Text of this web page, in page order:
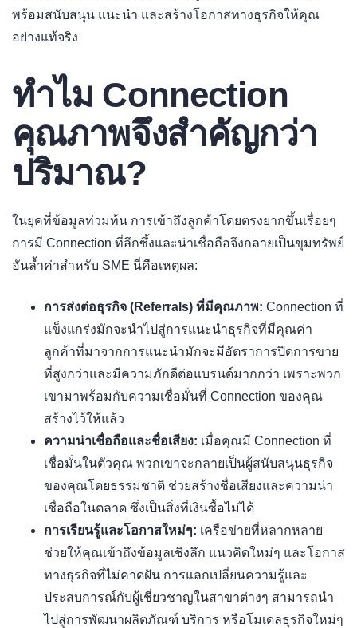
พร้อมสนับสนุน แนะนำ และสร้างโอกาสทางธุรกิจให้คุณ
อย่างแท้จริง
ทำไม Connection
คุณภาพจึงสำคัญกว่า
ปริมาณ?
ในยุคที่ข้อมูลท่วมท้น การเข้าถึงลูกค้าโดยตรงยากขึ้นเรื่อยๆ
การมี Connection ที่ลึกซึ้งและน่าเชื่อถือจึงกลายเป็นขุมทรัพย์
อันล้ำค่าสำหรับ SME นี่คือเหตุผล:
การส่งต่อธุรกิจ (Referrals) ที่มีคุณภาพ: Connection ที่
แข็งแกร่งมักจะนำไปสู่การแนะนำธุรกิจที่มีคุณค่า
ลูกค้าที่มาจากการแนะนำมักจะมีอัตราการปิดการขาย
ที่สูงกว่าและมีความภักดีต่อแบรนด์มากกว่า เพราะพวก
เขามาพร้อมกับความเชื่อมั่นที่ Connection ของคุณ
สร้างไว้ให้แล้ว
ความน่าเชื่อถือและชื่อเสียง: เมื่อคุณมี Connection ที่
เชื่อมั่นในตัวคุณ พวกเขาจะกลายเป็นผู้สนับสนุนธุรกิจ
ของคุณโดยธรรมชาติ ช่วยสร้างชื่อเสียงและความน่า
เชื่อถือในตลาด ซึ่งเป็นสิ่งที่เงินซื้อไม่ได้
การเรียนรู้และโอกาสใหม่ๆ: เครือข่ายที่หลากหลาย
ช่วยให้คุณเข้าถึงข้อมูลเชิงลึก แนวคิดใหม่ๆ และโอกาส
ทางธุรกิจที่ไม่คาดฝัน การแลกเปลี่ยนความรู้และ
ประสบการณ์กับผู้เชี่ยวชาญในสาขาต่างๆ สามารถนำ
ไปสู่การพัฒนาผลิตภัณฑ์ บริการ หรือโมเดลธุรกิจใหม่ๆ